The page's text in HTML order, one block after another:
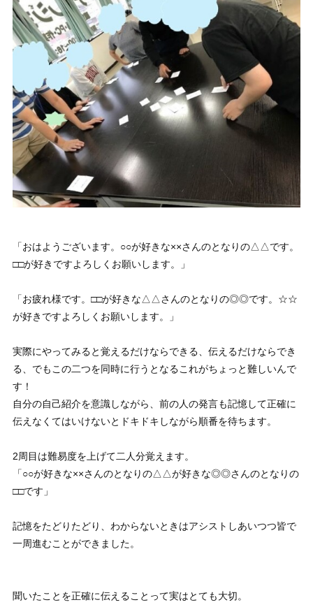
「おはようございます。○○が好きな××さんのとなりの△△です。
□□が好きですよろしくお願いします。」
「お疲れ様です。□□が好きな△△さんのとなりの◎◎です。☆☆
が好きですよろしくお願いします。」
実際にやってみると覚えるだけならできる、伝えるだけならでき
る、でもこの二つを同時に行うとなるこれがちょっと難しいんで
す！
自分の自己紹介を意識しながら、前の人の発言も記憶して正確に
伝えなくてはいけないとドキドキしながら順番を待ちます。
2周目は難易度を上げて二人分覚えます。
「○○が好きな××さんのとなりの△△が好きな◎◎さんのとなりの
□□です」
記憶をたどりたどり、わからないときはアシストしあいつつ皆で
一周進むことができました。
聞いたことを正確に伝えることって実はとても大切。